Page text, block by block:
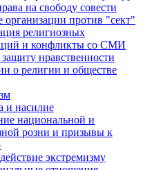
на свободу совести
организации против "сект"
религиозных
и конфликты со СМИ
нравственности
о религии и обществе
и насилие
национальной и
розни и призывы к
экстремизму